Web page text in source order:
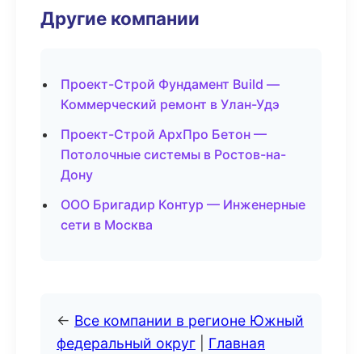
Другие компании
Проект-Строй Фундамент Build —
Коммерческий ремонт в Улан-Удэ
Проект-Строй АрхПро Бетон —
Потолочные системы в Ростов-на-
Дону
ООО Бригадир Контур — Инженерные
сети в Москва
← Все компании в регионе Южный
федеральный округ
Главная